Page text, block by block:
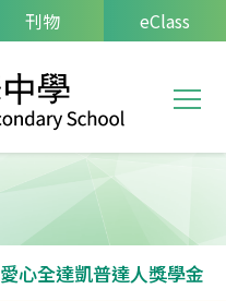
刊物 eClass
Main
愛心全達凱普達人獎學金